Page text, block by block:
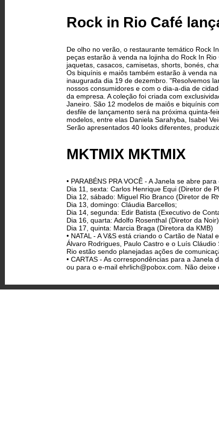
Rock in Rio Café
De olho no verão, o restaurante temático Rock
peças estarão à venda na lojinha do Rock In
jaquetas, casacos, camisetas, shorts, bonés,
Os biquínis e maiôs também estarão à venda
inaugurada dia 19 de dezembro. "Resolvemos
nossos consumidores e com o dia-a-dia de
da empresa. A coleção foi criada com
Janeiro. São 12 modelos de maiôs e biquínis
desfile de lançamento será na próxima quinta-
modelos, entre elas Daniela Sarahyba, Isabel
Serão apresentados 40 looks diferentes,
MKTMIX MKTMIX
• PARABÉNS PRA VOCÊ - A Janela se abre
Dia 11, sexta: Carlos Henrique Equi (Diretor de
Dia 12, sábado: Miguel Rio Branco (Diretor de
Dia 13, domingo: Cláudia Barcellos;
Dia 14, segunda: Edir Batista (Executivo de
Dia 16, quarta: Adolfo Rosenthal (Diretor da
Dia 17, quinta: Marcia Braga (Diretora da KMB)
• NATAL - A V&S está criando o Cartão de
Álvaro Rodrigues, Paulo Castro e o Luís
Rio estão sendo planejadas ações de
• CARTAS - As correspondências para a
ou para o e-mail ehrlich@pobox.com . Não